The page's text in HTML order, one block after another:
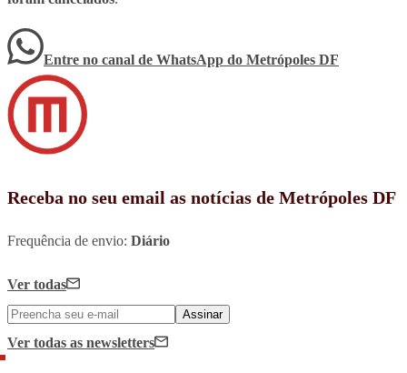
Entre no canal de WhatsApp do Metrópoles DF
Receba no seu email as notícias de Metrópoles DF
Frequência de envio: Diário
Ver todas
Assinar
Ver todas as newsletters